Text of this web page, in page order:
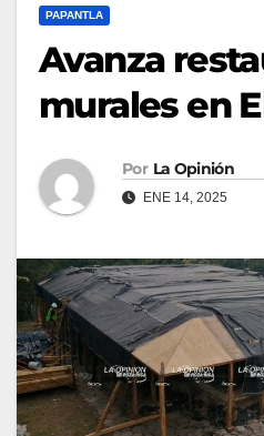
PAPANTLA
Avanza
murales en
Por La Opinión
ENE 14, 2025